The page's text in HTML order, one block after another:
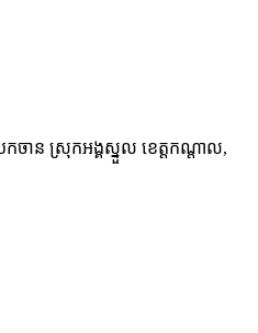
ចាន ស្រុកអង្គស្នួល ខេត្តកណ្តាល,